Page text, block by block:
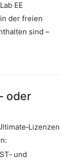
EE
der freien
sind –
oder
und